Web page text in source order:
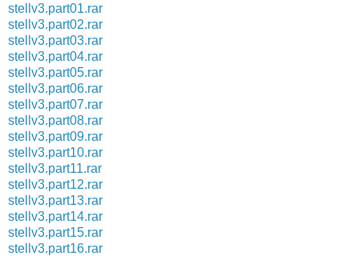
stellv3.part01.rar
stellv3.part02.rar
stellv3.part03.rar
stellv3.part04.rar
stellv3.part05.rar
stellv3.part06.rar
stellv3.part07.rar
stellv3.part08.rar
stellv3.part09.rar
stellv3.part10.rar
stellv3.part11.rar
stellv3.part12.rar
stellv3.part13.rar
stellv3.part14.rar
stellv3.part15.rar
stellv3.part16.rar